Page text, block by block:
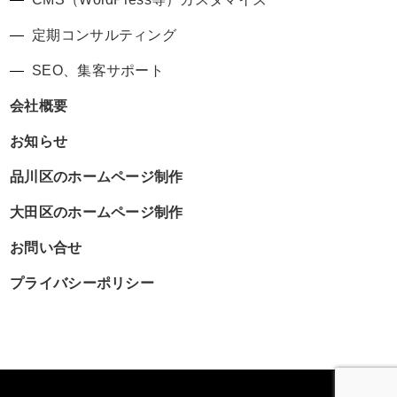
定期コンサルティング
SEO、集客サポート
会社概要
お知らせ
品川区のホームページ制作
大田区のホームページ制作
お問い合せ
プライバシーポリシー